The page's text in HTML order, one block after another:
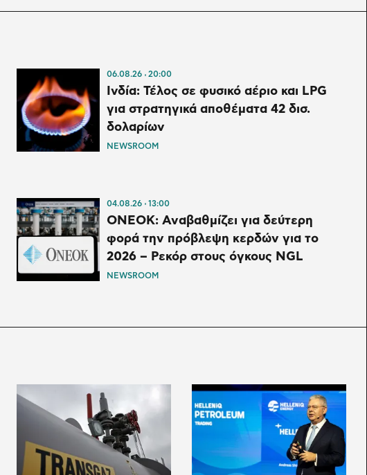
06.08.26 20:00
Ινδία: Τέλος σε φυσικό αέριο και LPG
για στρατηγικά αποθέματα 42 δισ.
δολαρίων
NEWSROOM
04.08.26 13:00
ONEOK: Αναβαθμίζει για δεύτερη
φορά την πρόβλεψη κερδών για το
2026 – Ρεκόρ στους όγκους NGL
NEWSROOM